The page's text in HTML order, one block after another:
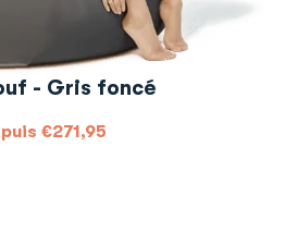
- Gris foncé
€271,95